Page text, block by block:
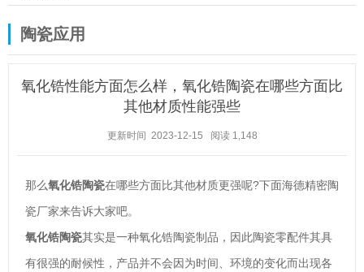
陶瓷应用
氧化锆性能方面怎么样，氧化锆陶瓷在哪些方面比
其他材质性能强些
更新时间 2023-12-15 阅读 1,148
那么氧化锆陶瓷在哪些方面比其他材质更强呢?下面海德精密陶
瓷厂家来告诉大家吧。
氧化锆陶瓷其实是一种氧化锆陶瓷制品，因此陶瓷零配件其具
有很强的耐候性，产品并不会因为时间、环境的变化而出现各